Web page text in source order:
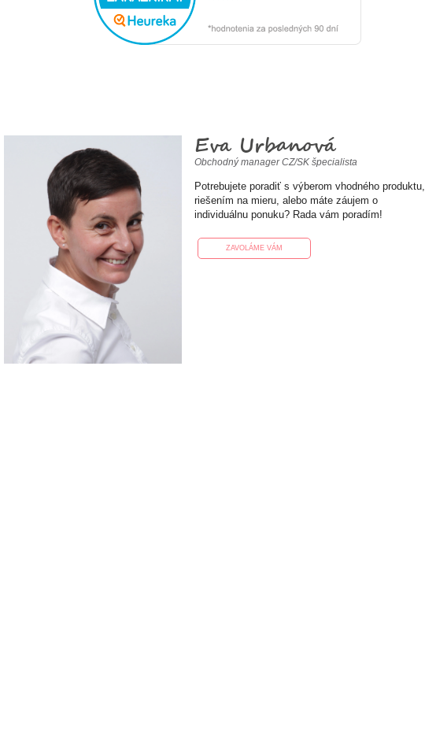
Eva Urbanová
Obchodný manager CZ/SK špecialista
Potrebujete poradiť s výberom vhodného produktu,
riešením na mieru, alebo máte záujem o
individuálnu ponuku? Rada vám poradím!
ZAVOLÁME VÁM